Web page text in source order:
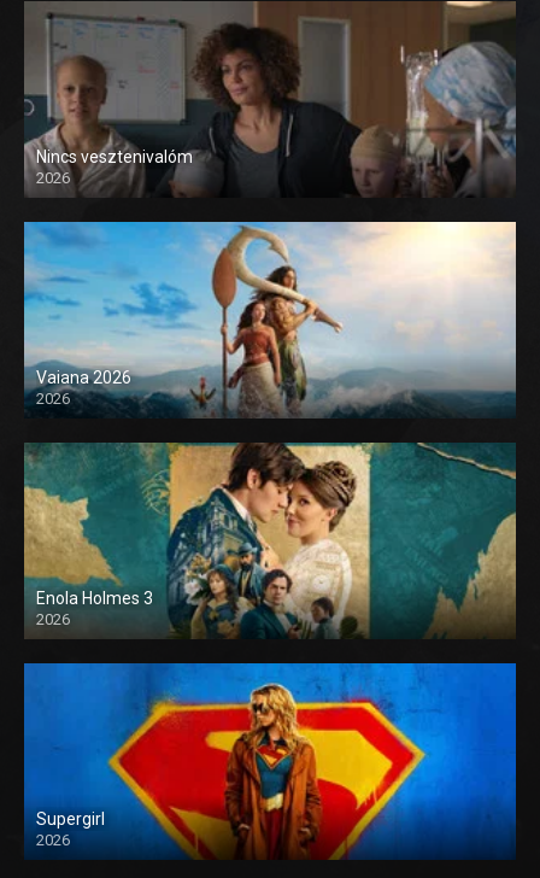
Nincs vesztenivalóm
2026
Vaiana 2026
2026
Enola Holmes 3
2026
Supergirl
2026